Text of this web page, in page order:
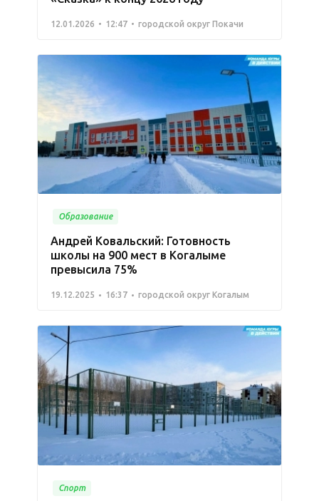
12.01.2026 12:47 городской округ Покачи
Образование
Андрей Ковальский: Готовность
школы на 900 мест в Когалыме
превысила 75%
19.12.2025 16:37 городской округ Когалым
Спорт